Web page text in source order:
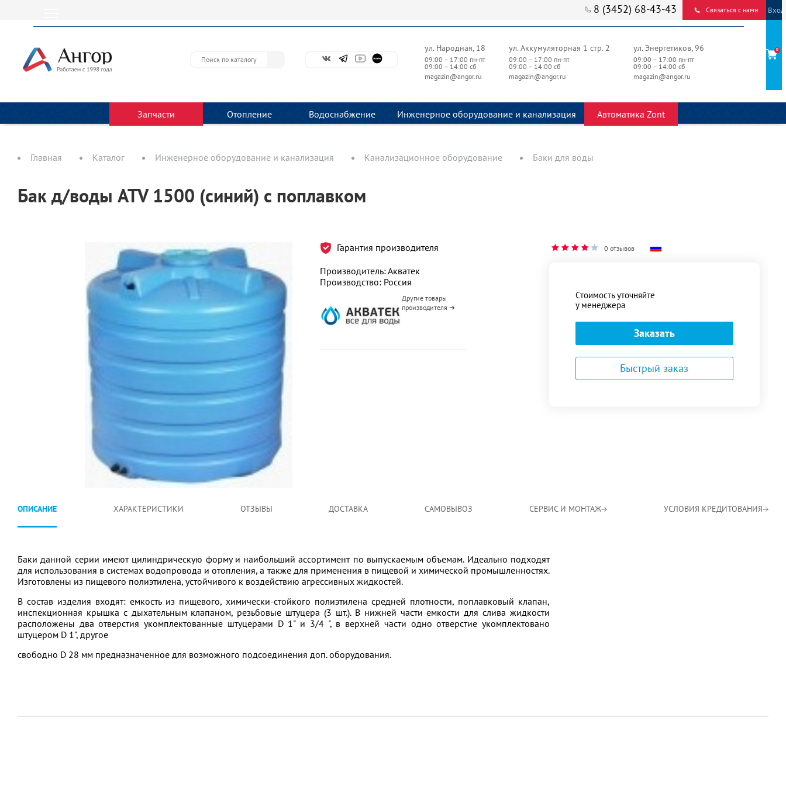
8 (3452) 68-43-43 Связаться с нами
ул. Народная, 18
09:00 – 17:00 пн-пт
09:00 – 14:00 сб
magazin@angor.ru
ул. Аккумуляторная 1 стр. 2
09:00 – 17:00 пн-пт
09:00 – 14:00 сб
magazin@angor.ru
ул. Энергетиков, 96
09:00 – 17:00 пн-пт
09:00 – 14:00 сб
magazin@angor.ru
Запчасти Отопление Водоснабжение Инженерное оборудование и канализация Автоматика Zont
Вход
0
Главная Каталог Инженерное оборудование и канализация Канализационное оборудование Баки для воды
Бак д/воды ATV 1500 (синий) с поплавком
Гарантия производителя
Производитель: Акватек
Производство: Россия
Другие товары
производителя ➜
0 отзывов
Стоимость уточняйте
у менеджера
Заказать
Быстрый заказ
ОПИСАНИЕ ХАРАКТЕРИСТИКИ ОТЗЫВЫ ДОСТАВКА САМОВЫВОЗ СЕРВИС И МОНТАЖ УСЛОВИЯ КРЕДИТОВАНИЯ
Баки данной серии имеют цилиндрическую форму и наибольший ассортимент по выпускаемым объемам. Идеально подходят
для использования в системах водопровода и отопления, а также для применения в пищевой и химической промышленностях.
Изготовлены из пищевого полиэтилена, устойчивого к воздействию агрессивных жидкостей.
В состав изделия входят: емкость из пищевого, химически-стойкого полиэтилена средней плотности, поплавковый клапан,
инспекционная крышка с дыхательным клапаном, резьбовые штуцера (3 шт.). В нижней части емкости для слива жидкости
расположены два отверстия укомплектованные штуцерами D 1" и 3/4 ", в верхней части одно отверстие укомплектовано
штуцером D 1", другое
свободно D 28 мм предназначенное для возможного подсоединения доп. оборудования.